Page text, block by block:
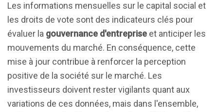
Les informations mensuelles sur le capital social et
les droits de vote sont des indicateurs clés pour
évaluer la gouvernance d'entreprise et anticiper les
mouvements du marché. En conséquence, cette
mise à jour contribue à renforcer la perception
positive de la société sur le marché. Les
investisseurs doivent rester vigilants quant aux
variations de ces données, mais dans l'ensemble,